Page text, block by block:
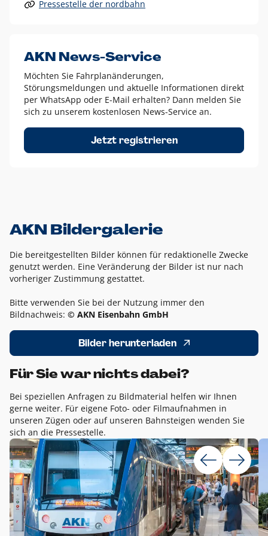
Alle anderen Logo-Varianten dürfen nur in Ausnahmefällen
Diese Ausnahmen sind zum Beispiel:
dem AKN Blau,
weißes Logo auf Fotohintergründen,
schwarzes Logo für reine Schwarz-Weiß-Umsetzungen
Um das Logo herum muss ein Schutzraum von jeweils einer
Höhe bzw. Breite des N aus AKN in alle Richtungen
Pressestelle der nordbahn
AKN News-Service
Möchten Sie Fahrplanänderungen,
Störungsmeldungen und aktuelle Informationen direkt
per WhatsApp oder E-Mail erhalten? Dann melden Sie
sich zu unserem kostenlosen News-Service an.
Jetzt registrieren
AKN Bildergalerie
Die bereitgestellten Bilder können für redaktionelle Zwecke
genutzt werden. Eine Veränderung der Bilder ist nur nach
vorheriger Zustimmung gestattet.
Bitte verwenden Sie bei der Nutzung immer den
Bildnachweis: © AKN Eisenbahn GmbH
Bilder herunterladen
Für Sie war nichts dabei?
Bei speziellen Anfragen zu Bildmaterial helfen wir Ihnen
gerne weiter. Für eigene Foto- oder Filmaufnahmen in
unseren Zügen oder auf unseren Bahnsteigen wenden Sie
sich an die Pressestelle.